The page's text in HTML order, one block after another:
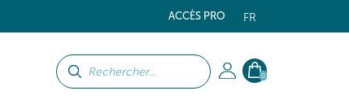
FR
ACCÈS PRO
0